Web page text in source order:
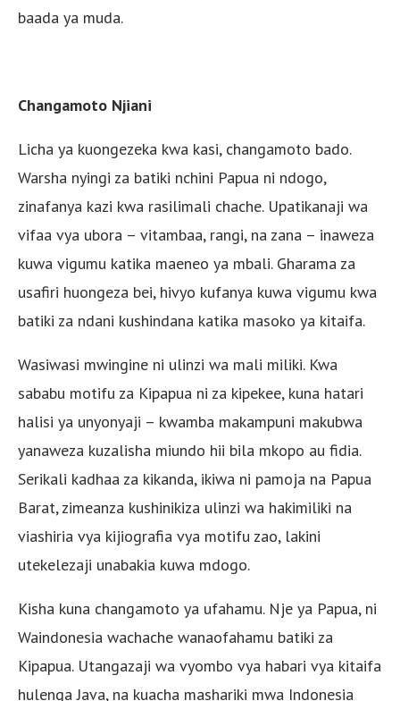
baada ya muda.
Changamoto Njiani
Licha ya kuongezeka kwa kasi, changamoto bado.
Warsha nyingi za batiki nchini Papua ni ndogo,
zinafanya kazi kwa rasilimali chache. Upatikanaji wa
vifaa vya ubora – vitambaa, rangi, na zana – inaweza
kuwa vigumu katika maeneo ya mbali. Gharama za
usafiri huongeza bei, hivyo kufanya kuwa vigumu kwa
batiki za ndani kushindana katika masoko ya kitaifa.
Wasiwasi mwingine ni ulinzi wa mali miliki. Kwa
sababu motifu za Kipapua ni za kipekee, kuna hatari
halisi ya unyonyaji – kwamba makampuni makubwa
yanaweza kuzalisha miundo hii bila mkopo au fidia.
Serikali kadhaa za kikanda, ikiwa ni pamoja na Papua
Barat, zimeanza kushinikiza ulinzi wa hakimiliki na
viashiria vya kijiografia vya motifu zao, lakini
utekelezaji unabakia kuwa mdogo.
Kisha kuna changamoto ya ufahamu. Nje ya Papua, ni
Waindonesia wachache wanaofahamu batiki za
Kipapua. Utangazaji wa vyombo vya habari vya kitaifa
hulenga Java, na kuacha mashariki mwa Indonesia